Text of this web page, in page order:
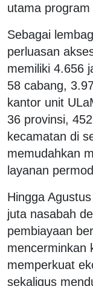
utama
Sebagai
perluasan
memiliki 4.656
58 cabang,
kantor unit
36 provinsi,
kecamatan di
memudahkan
layanan
Hingga
juta nasabah
pembiayaan
mencerminkan
memperkuat
sekaligus